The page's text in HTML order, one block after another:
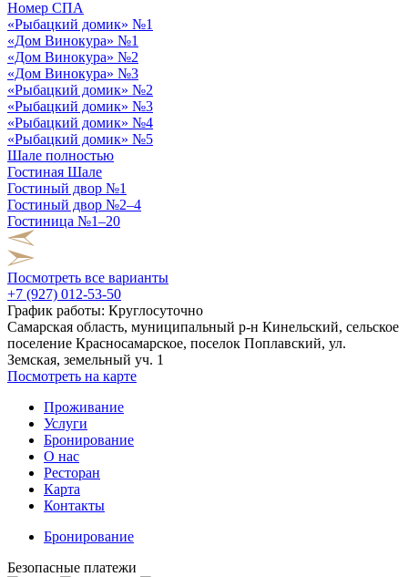
Номер СПА
«Рыбацкий домик» №1
«Дом Винокура» №1
«Дом Винокура» №2
«Дом Винокура» №3
«Рыбацкий домик» №2
«Рыбацкий домик» №3
«Рыбацкий домик» №4
«Рыбацкий домик» №5
Шале полностью
Гостиная Шале
Гостиный двор №1
Гостиный двор №2–4
Гостиница №1–20
Посмотреть все варианты
+7 (927) 012-53-50
График работы: Круглосуточно
Самарская область, муниципальный р-н Кинельский, сельское
поселение Красносамарское, поселок Поплавский, ул.
Земская, земельный уч. 1
Посмотреть на карте
Проживание
Услуги
Бронирование
О нас
Ресторан
Карта
Контакты
Бронирование
Безопасные платежи